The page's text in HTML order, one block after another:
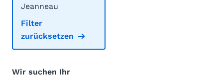
Jeanneau
Filter
zurücksetzen
Wir suchen Ihr